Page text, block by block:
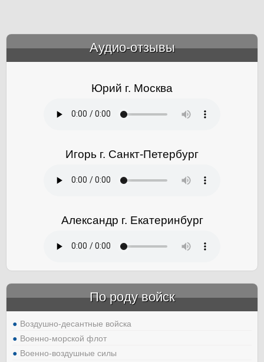
Аудио-отзывы
Юрий г. Москва
Игорь г. Санкт-Петербург
Александр г. Екатеринбург
По роду войск
Воздушно-десантные войска
Военно-морской флот
Военно-воздушные силы